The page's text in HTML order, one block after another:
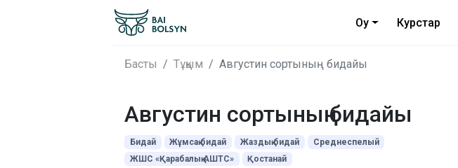
Оқу Курстар
Басты Тұқым Августин сортының бидайы
Августин сортының бидайы
Бидай Жұмсақ бидай Жаздық бидай
Среднеспелый
ЖШС «Қарабалық АШТС»
Қостанай